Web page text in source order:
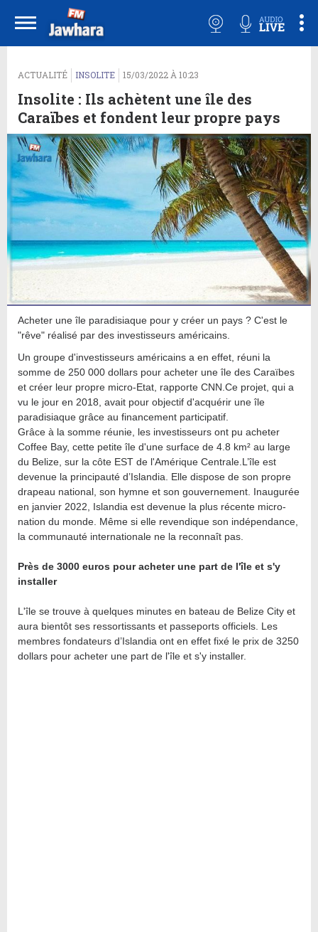
ACTUALITÉ INSOLITE 15/03/2022 À 10:23
Insolite : Ils achètent une île des
Caraïbes et fondent leur propre pays
Acheter une île paradisiaque pour y créer un pays ? C'est le
"rêve" réalisé par des investisseurs américains.
Un groupe d'investisseurs américains a en effet, réuni la
somme de 250 000 dollars pour acheter une île des Caraïbes
et créer leur propre micro-Etat, rapporte CNN.Ce projet, qui a
vu le jour en 2018, avait pour objectif d'acquérir une île
paradisiaque grâce au financement participatif.
Grâce à la somme réunie, les investisseurs ont pu acheter
Coffee Bay, cette petite île d'une surface de 4.8 km² au large
du Belize, sur la côte EST de l'Amérique Centrale.L’île est
devenue la principauté d’Islandia. Elle dispose de son propre
drapeau national, son hymne et son gouvernement. Inaugurée
en janvier 2022, Islandia est devenue la plus récente micro-
nation du monde. Même si elle revendique son indépendance,
la communauté internationale ne la reconnaît pas.
Près de 3000 euros pour acheter une part de l'île et s'y
installer
L'île se trouve à quelques minutes en bateau de Belize City et
aura bientôt ses ressortissants et passeports officiels. Les
membres fondateurs d’Islandia ont en effet fixé le prix de 3250
dollars pour acheter une part de l'île et s'y installer.